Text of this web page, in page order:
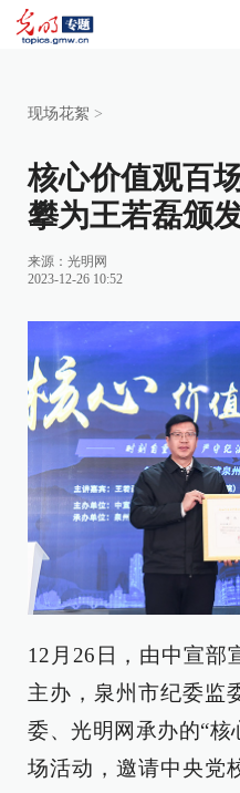
现场花絮 >
核心价值观百
攀为王若磊颁
来源： 光明网
2023-12-26 10:52
12月26日，由中宣部
主办，泉州市纪委监
委、光明网承办的“核
场活动，邀请中央党